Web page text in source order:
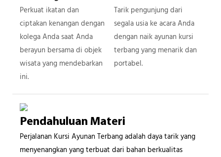
Perkuat ikatan dan
ciptakan kenangan dengan
kolega Anda saat Anda
berayun bersama di objek
wisata yang mendebarkan
ini.
Tarik pengunjung dari
segala usia ke acara Anda
dengan naik ayunan kursi
terbang yang menarik dan
portabel.
Pendahuluan Materi
Perjalanan Kursi Ayunan Terbang adalah daya tarik yang
menyenangkan yang terbuat dari bahan berkualitas